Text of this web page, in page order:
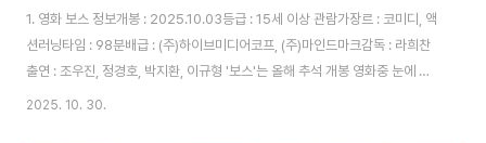
1. 영화 보스 정보개봉 : 2025.10.03등급 : 15세 이상 관람가장르 : 코미디, 액
션러닝타임 : 98분배급 : (주)하이브미디어코프, (주)마인드마크감독 : 라희찬
출연 : 조우진, 정경호, 박지환, 이규형 '보스'는 올해 추석 개봉 영화중 눈에 띄
는 성적을 거뒀습니다.개봉 첫날에만 24만 명의 관객이 들었고 최근 5년간 개
2025. 10. 30.